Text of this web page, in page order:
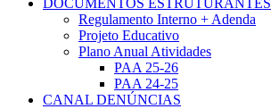
DOCUMENTOS ESTRUTURANTES
Regulamento Interno + Adenda
Projeto Educativo
Plano Anual Atividades
PAA 25-26
PAA 24-25
CANAL DENÚNCIAS